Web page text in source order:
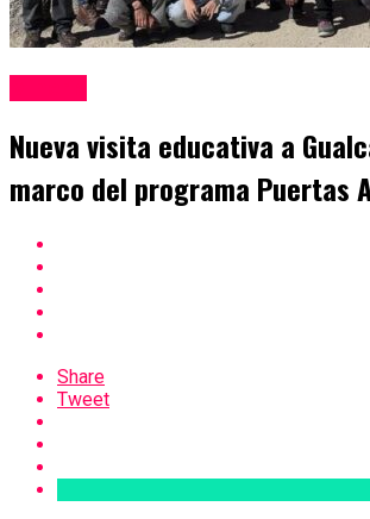
Nueva visita educativa a
marco del programa Puertas
Share
Tweet